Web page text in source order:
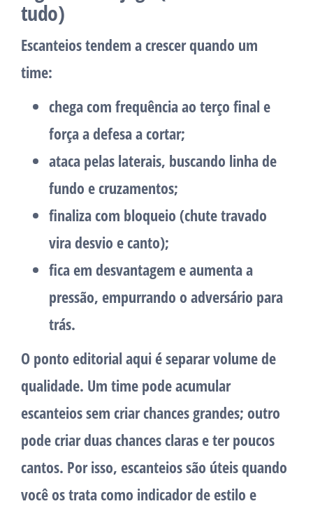
tudo)
Escanteios tendem a crescer quando um
time:
chega com frequência ao terço final e
força a defesa a cortar;
ataca pelas laterais, buscando linha de
fundo e cruzamentos;
finaliza com bloqueio (chute travado
vira desvio e canto);
fica em desvantagem e aumenta a
pressão, empurrando o adversário para
trás.
O ponto editorial aqui é separarvolumede
qualidade. Um time pode acumular
escanteios sem criar chances grandes; outro
pode criar duas chances claras e ter poucos
cantos. Por isso, escanteios são úteis quando
você os trata como indicador de estilo e